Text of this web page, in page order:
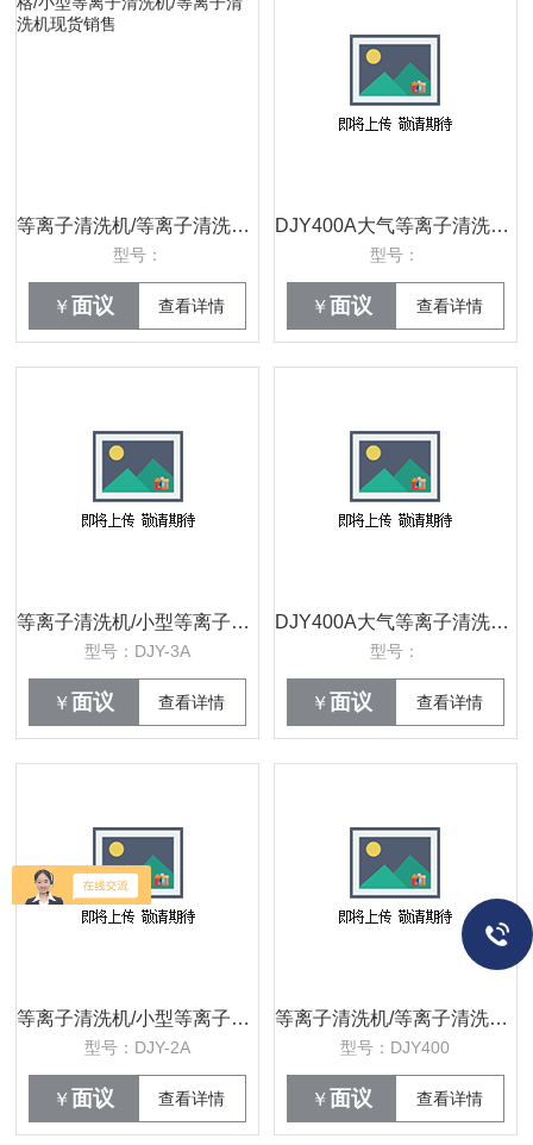
等离子清洗机/等离子清洗机价格/小型等离子清洗机/等离子清洗机现货销售
型号：
￥ 面议 查看详情
DJY400A大气等离子清洗机/大气压等离子清洗机厂家/北京大气压等离子清洗机厂家
型号：
￥ 面议 查看详情
等离子清洗机/小型等离子清洗机/等离子清洗机/DJY-3A等离子清洗机
型号：DJY-3A
￥ 面议 查看详情
DJY400A大气等离子清洗机/大气压等离子清洗机低价销售/北京等离子清洗机型号
型号：
￥ 面议 查看详情
等离子清洗机/小型等离子清洗机/等离子清洗机价格/等离子清洗机型号
型号：DJY-2A
￥ 面议 查看详情
等离子清洗机/等离子清洗机价格/北京大气压等离子清洗机*
型号：DJY400
￥ 面议 查看详情